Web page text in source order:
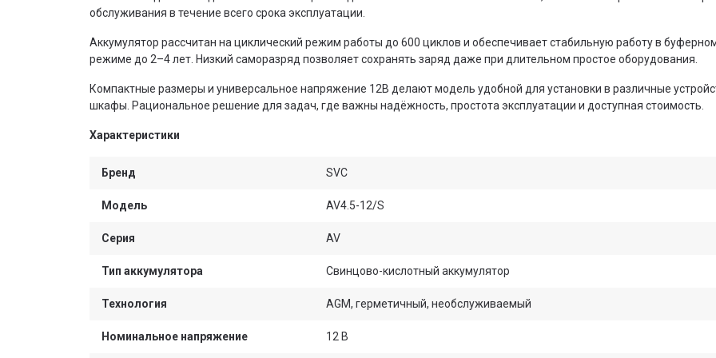
обслуживания в течение всего срока эксплуатации.
Аккумулятор рассчитан на циклический режим работы до 600 циклов и обеспечивает стабильную работу в
режиме до 2–4 лет. Низкий саморазряд позволяет сохранять заряд даже при длительном простое оборудования.
Компактные размеры и универсальное напряжение 12В делают модель удобной для установки в различные
шкафы. Рациональное решение для задач, где важны надёжность, простота эксплуатации и доступная стоимость.
Характеристики
Бренд SVC
Модель AV4.5-12/S
Серия AV
Тип аккумулятора Свинцово-кислотный аккумулятор
Технология AGM, герметичный, необслуживаемый
Номинальное напряжение 12 В